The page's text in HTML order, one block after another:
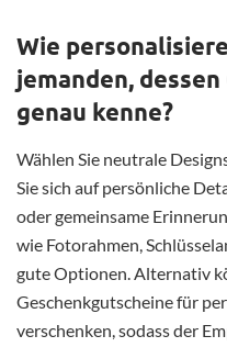
Wie
jemanden,
genau kenne?
Wählen Sie neutrale
Sie sich auf persönliche
oder gemeinsame
wie Fotorahmen,
gute Optionen. Alternativ
Geschenkgutscheine für
verschenken, sodass der